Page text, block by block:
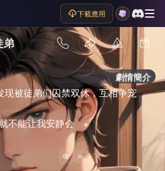
下載應用
弟
劇情簡介
现被徒弟们囚禁双休，互相争宠
不能让我安静会